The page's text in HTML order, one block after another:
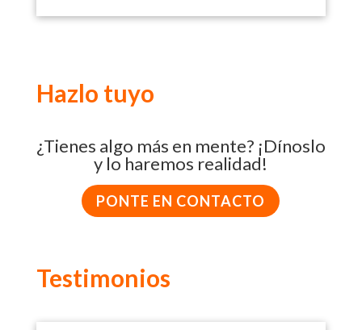
Hazlo tuyo
¿Tienes algo más en mente? ¡Dínoslo
y lo haremos realidad!
PONTE EN CONTACTO
Testimonios